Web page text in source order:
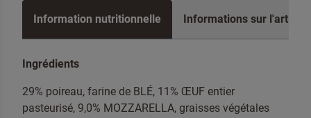
Information nutritionnelle Informations sur l'article
Ingrédients
29% poireau, farine de BLÉ, 11% ŒUF entier
pasteurisé, 9,0% MOZZARELLA, graisses végétales